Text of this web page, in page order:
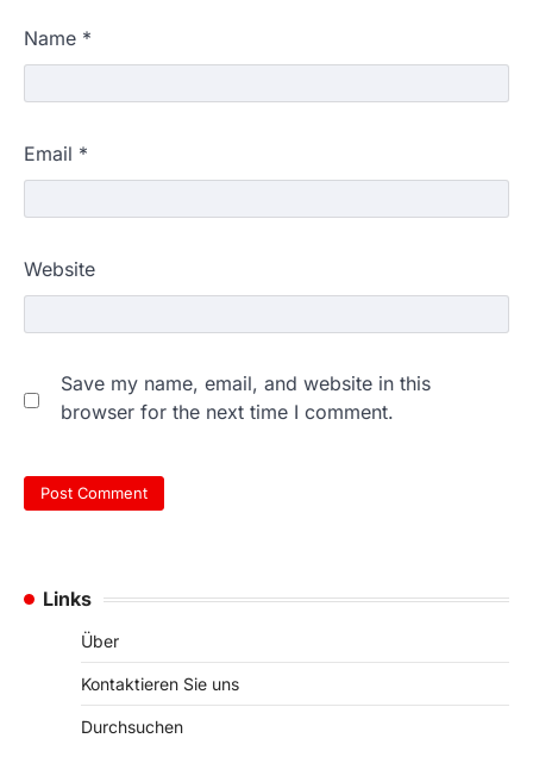
Name *
Email *
Website
Save my name, email, and website in this
browser for the next time I comment.
Links
Über
Kontaktieren Sie uns
Durchsuchen